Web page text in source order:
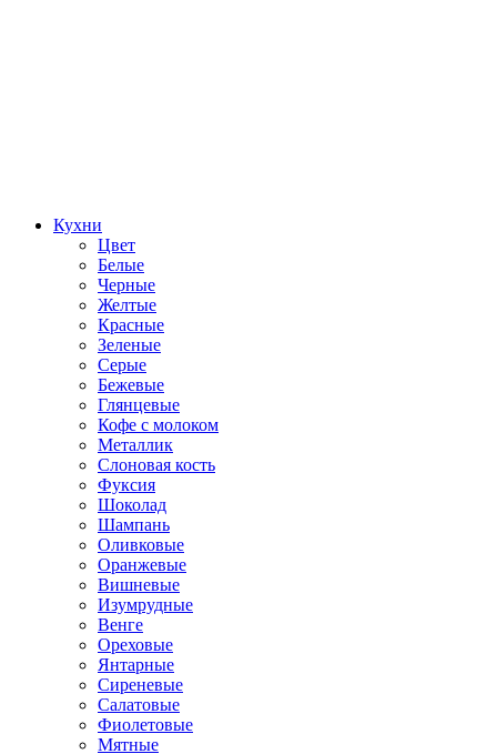
Кухни
Цвет
Белые
Черные
Желтые
Красные
Зеленые
Серые
Бежевые
Глянцевые
Кофе с молоком
Металлик
Слоновая кость
Фуксия
Шоколад
Шампань
Оливковые
Оранжевые
Вишневые
Изумрудные
Венге
Ореховые
Янтарные
Сиреневые
Салатовые
Фиолетовые
Мятные